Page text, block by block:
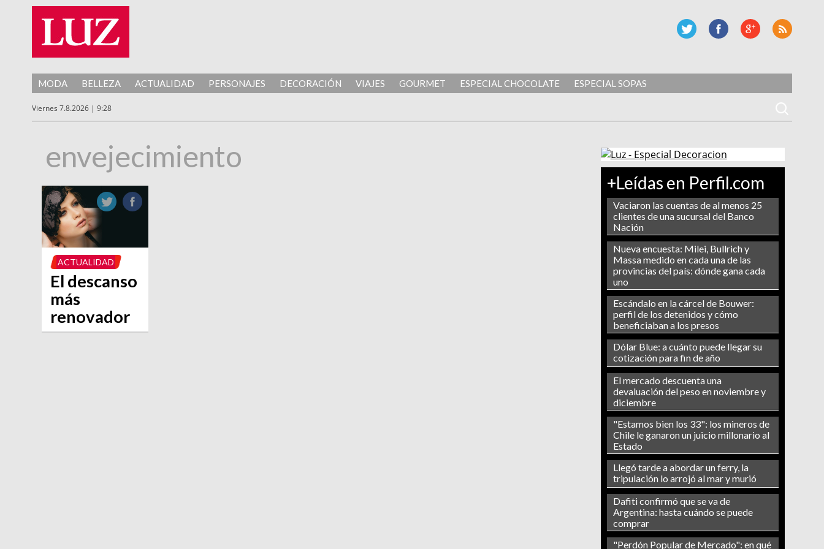
MODA BELLEZA ACTUALIDAD PERSONAJES DECORACIÓN VIAJES GOURMET ESPECIAL CHOCOLATE ESPECIAL SOPAS
Viernes 7.8.2026 | 9:28
+Leídas en Perfil.com
Vaciaron las cuentas de al menos 25
clientes de una sucursal del Banco
Nación
Nueva encuesta: Milei, Bullrich y
Massa medido en cada una de las
provincias del país: dónde gana cada
uno
Escándalo en la cárcel de Bouwer:
perfil de los detenidos y cómo
beneficiaban a los presos
Dólar Blue: a cuánto puede llegar su
cotización para fin de año
El mercado descuenta una
devaluación del peso en noviembre y
diciembre
"Estamos bien los 33": los mineros de
Chile le ganaron un juicio millonario al
Estado
Llegó tarde a abordar un ferry, la
tripulación lo arrojó al mar y murió
Dafiti confirmó que se va de
Argentina: hasta cuándo se puede
comprar
"Perdón Popular de Mercado": en qué
envejecimiento
ACTUALIDAD
El descanso
más
renovador